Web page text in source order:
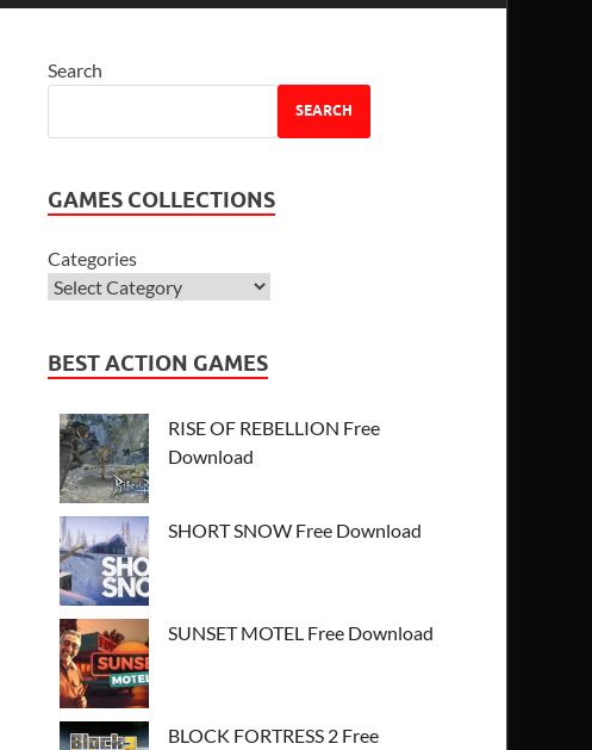
Search
SEARCH
GAMES COLLECTIONS
Categories
BEST ACTION GAMES
RISE OF REBELLION Free
Download
SHORT SNOW Free Download
SUNSET MOTEL Free Download
BLOCK FORTRESS 2 Free